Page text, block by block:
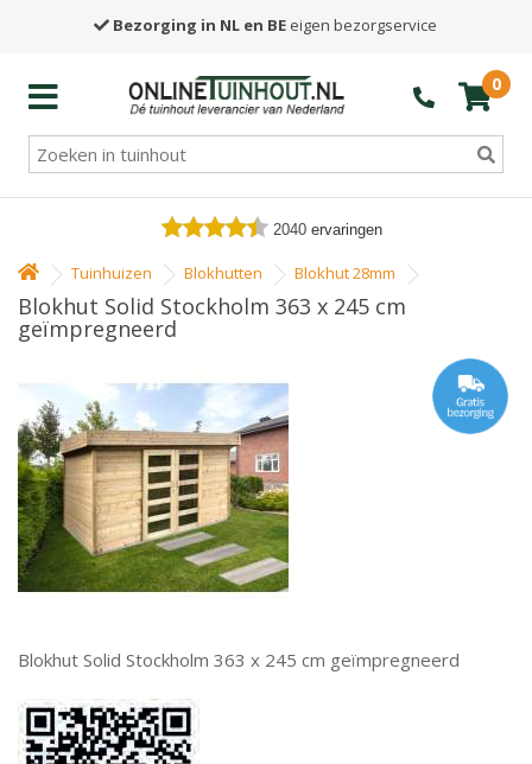
Bezorging in NL en BE eigen bezorgservice
0
2040 ervaringen
Tuinhuizen Blokhutten Blokhut 28mm
Blokhut Solid Stockholm 363 x 245 cm
geïmpregneerd
Blokhut Solid Stockholm 363 x 245 cm geïmpregneerd